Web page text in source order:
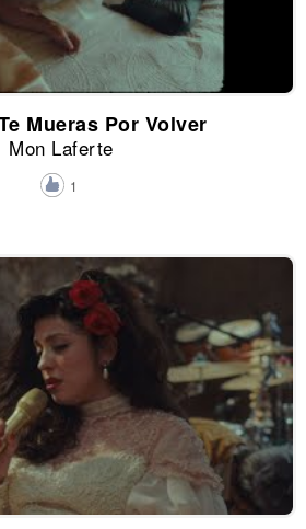
Mueras Por Volver
Mon Laferte
1